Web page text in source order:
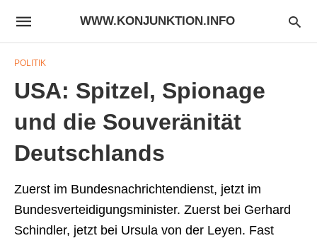
WWW.KONJUNKTION.INFO
POLITIK
USA: Spitzel, Spionage
und die Souveränität
Deutschlands
Zuerst im Bundesnachrichtendienst, jetzt im
Bundesverteidigungsminister. Zuerst bei Gerhard
Schindler, jetzt bei Ursula von der Leyen. Fast